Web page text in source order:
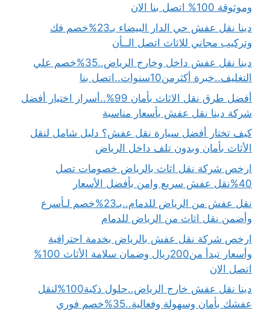
وموثوقة 100% اتصل بنا الان
دينا نقل عفش حي الدار البيضاء بـ23%خصم فك
وتركيب مجاني للاثاث اتصل الــأن
دينا نقل عفش داخل وخارج الرياض..35%خصم علي
التغليف..خبرة أكثرمن10سنوات..اتصل بنا
أفضل طرق نقل الاثاث بأمان 99%..أسرار اختيار أفضل
شركة دينا نقل عفش بأسعار مناسبة
كيف تختار أفضل سيارة نقل عفش؟ دليل شامل لنقل
الأثاث بأمان وبدون تلف داخل الرياض
ارخص شركة نقل اثاث بالرياض خصومات تصل
40%نقل عفش سريع وامن بأفضل الأسعار
نقل عفش من الرياض للدمام..بـ23%خصم لـأسرع
وأضمن نقل اثاث من الرياض للدمام
ارخص شركة نقل عفش بالرياض بخدمة احترافية
وأسعار تبدأ من200ريال وضمان سلامة الأثاث 100%
اتصل الان
دينا نقل عفش خارج الرياض..حلول ذكية100%لنقل
عفشك بأمان وسهولة وفعالية..35%خصم فوري